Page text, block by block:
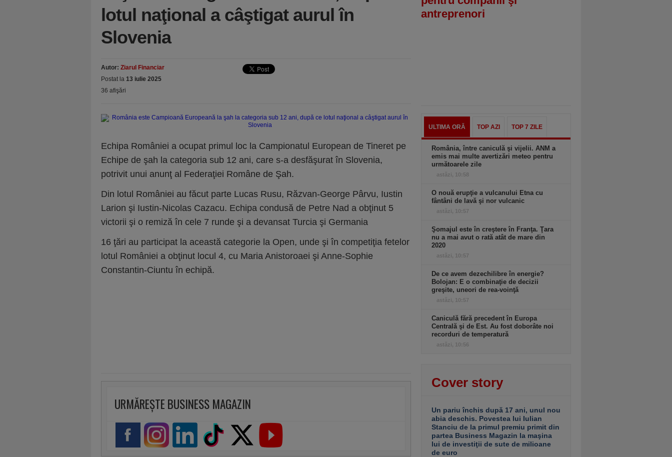
lotul naţional a câştigat aurul în
Slovenia
Autor: Ziarul Financiar
Postat la 13 iulie 2025
36 afişări
Echipa României a ocupat primul loc la Campionatul European de Tineret pe
Echipe de şah la categoria sub 12 ani, care s-a desfăşurat în Slovenia,
potrivit unui anunţ al Federaţiei Române de Şah.
Din lotul României au făcut parte Lucas Rusu, Răzvan-George Pârvu, Iustin
Larion şi Iustin-Nicolas Cazacu. Echipa condusă de Petre Nad a obţinut 5
victorii şi o remiză în cele 7 runde şi a devansat Turcia şi Germania
16 ţări au participat la această categorie la Open, unde şi în competiţia fetelor
lotul României a obţinut locul 4, cu Maria Anistoroaei şi Anne-Sophie
Constantin-Ciuntu în echipă.
URMĂREȘTE BUSINESS MAGAZIN
antreprenori
ULTIMA ORĂ TOP AZI TOP 7 ZILE
România, între caniculă şi vijelii. ANM a
emis mai multe avertizări meteo pentru
următoarele zile
astăzi, 10:58
O nouă erupţie a vulcanului Etna cu
fântâni de lavă şi nor vulcanic
astăzi, 10:57
Şomajul este în creştere în Franţa. Ţara
nu a mai avut o rată atât de mare din
2020
astăzi, 10:57
De ce avem dezechilibre în energie?
Bolojan: E o combinaţie de decizii
greşite, uneori de rea-voinţă
astăzi, 10:57
Caniculă fără precedent în Europa
Centrală şi de Est. Au fost doborâte noi
recorduri de temperatură
astăzi, 10:56
Cover story
Un pariu închis după 17 ani, unul nou
abia deschis. Povestea lui Iulian
Stanciu de la primul premiu primit din
partea Business Magazin la maşina
lui de investiţii de sute de milioane
de euro